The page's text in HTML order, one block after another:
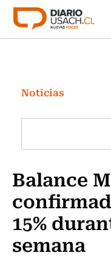
Click acá para ir
Investigación
Cultura
Programas
Noticias
Balance
15%
semana